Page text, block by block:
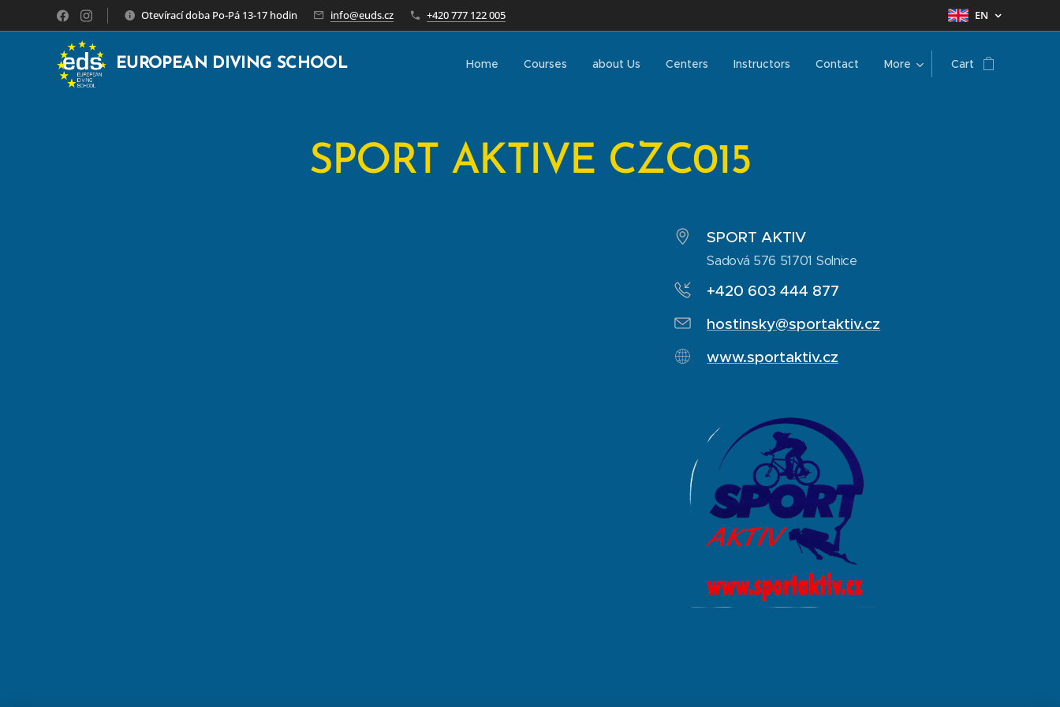
Otevírací doba Po-Pá 13-17 hodin info@euds.cz +420 777 122 005 EN
EUROPEAN DIVING SCHOOL Home Courses about Us Centers Instructors Contact More Cart
SPORT AKTIVE CZC015
SPORT AKTIV
Sadová 576 51701 Solnice
+420 603 444 877
hostinsky@sportaktiv.cz
www.sportaktiv.cz